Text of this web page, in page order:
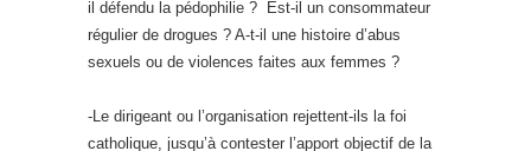
il défendu la pédophilie ? Est-il un consommateur
régulier de drogues ? A-t-il une histoire d’abus
sexuels ou de violences faites aux femmes ?
-Le dirigeant ou l’organisation rejettent-ils la foi
catholique, jusqu’à contester l’apport objectif de la